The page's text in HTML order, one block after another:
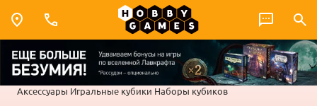
Аксессуары Игральные кубики Наборы кубиков